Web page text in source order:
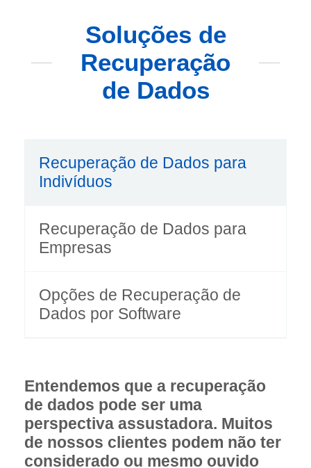
Soluções de
Recuperação
de Dados
Recuperação de Dados para
Indivíduos
Recuperação de Dados para
Empresas
Opções de Recuperação de
Dados por Software
Entendemos que a recuperação
de dados pode ser uma
perspectiva assustadora. Muitos
de nossos clientes podem não ter
considerado ou mesmo ouvido